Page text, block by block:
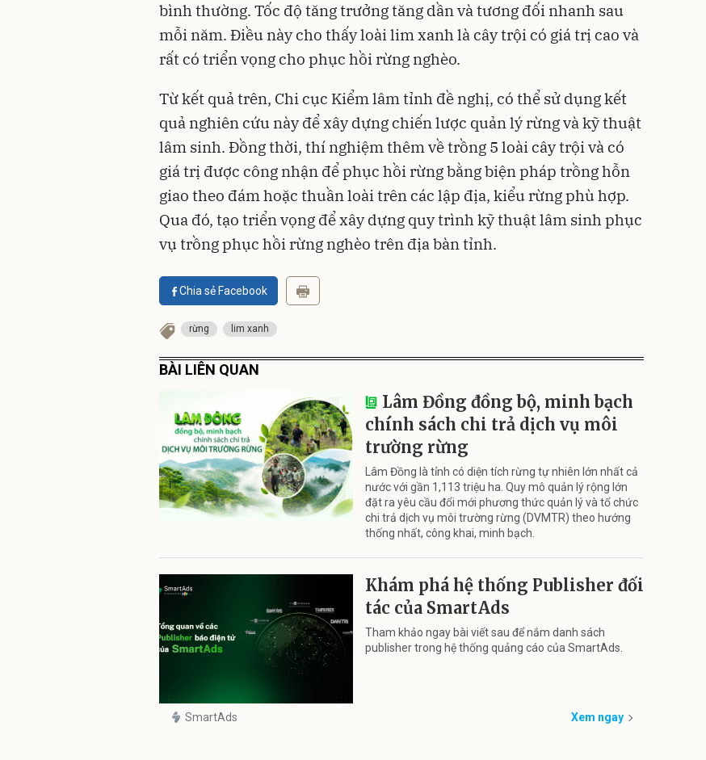
bình thường. Tốc độ tăng trưởng tăng dần và tương đối nhanh sau
mỗi năm. Điều này cho thấy loài lim xanh là cây trội có giá trị cao và
rất có triển vọng cho phục hồi rừng nghèo.
Từ kết quả trên, Chi cục Kiểm lâm tỉnh đề nghị, có thể sử dụng kết
quả nghiên cứu này để xây dựng chiến lược quản lý rừng và kỹ thuật
lâm sinh. Đồng thời, thí nghiệm thêm về trồng 5 loài cây trội và có
giá trị được công nhận để phục hồi rừng bằng biện pháp trồng hỗn
giao theo đám hoặc thuần loài trên các lập địa, kiểu rừng phù hợp.
Qua đó, tạo triển vọng để xây dựng quy trình kỹ thuật lâm sinh phục
vụ trồng phục hồi rừng nghèo trên địa bàn tỉnh.
Chia sẻ Facebook
rừng lim xanh
BÀI LIÊN QUAN
Lâm Đồng đồng bộ, minh bạch
chính sách chi trả dịch vụ môi
trường rừng
Lâm Đồng là tỉnh có diện tích rừng tự nhiên lớn nhất cả
nước với gần 1,113 triệu ha. Quy mô quản lý rộng lớn
đặt ra yêu cầu đổi mới phương thức quản lý và tổ chức
chi trả dịch vụ môi trường rừng (DVMTR) theo hướng
thống nhất, công khai, minh bạch.
Khám phá hệ thống Publisher đối
tác của SmartAds
Tham khảo ngay bài viết sau để nắm danh sách
publisher trong hệ thống quảng cáo của SmartAds.
SmartAds Xem ngay